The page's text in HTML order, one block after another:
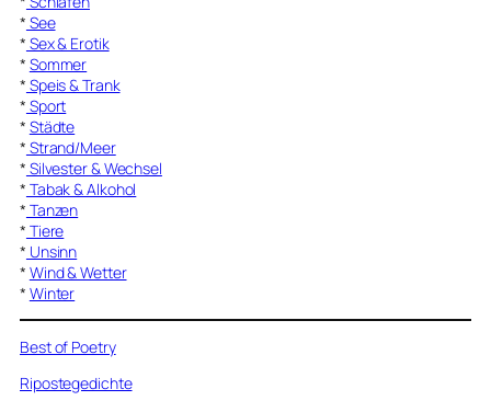
* See
* Sex & Erotik
* Sommer
* Speis & Trank
* Sport
* Städte
* Strand/Meer
* Silvester & Wechsel
* Tabak & Alkohol
* Tanzen
* Tiere
* Unsinn
* Wind & Wetter
* Winter
Best of Poetry
Ripostegedichte